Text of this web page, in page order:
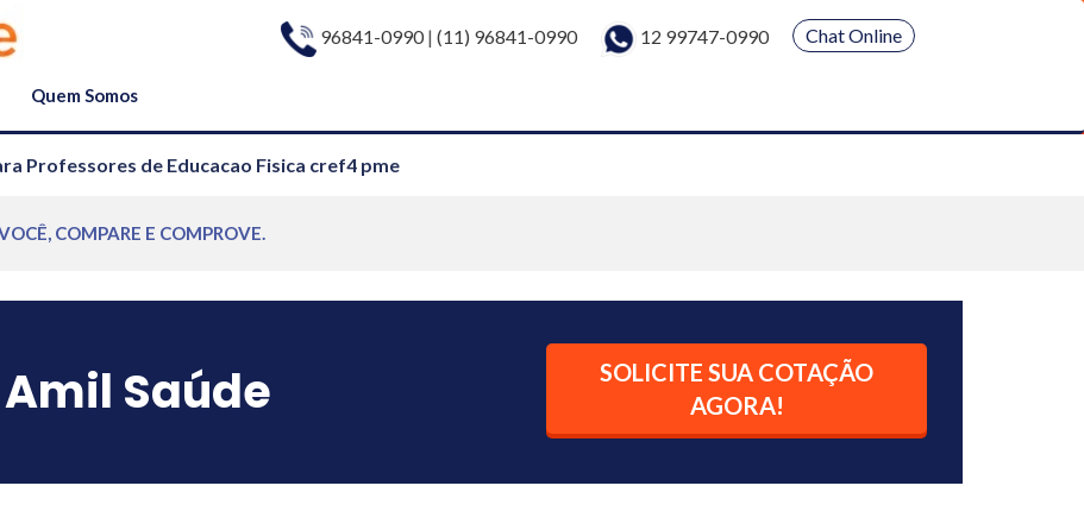
96841-0990| (11) 96841-0990 12 99747-0990 Chat Online
Quem Somos
Professores de Educacao Fisica cref4 pme
COMPARE E COMPROVE.
Amil Saúde
SOLICITE SUA COTAÇÃO
AGORA!